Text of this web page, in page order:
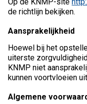
de richtlijn bekijken.
Aansprakelijkheid
Hoewel bij het
uiterste
KNMP niet
kunnen voortvloeien
Algemene